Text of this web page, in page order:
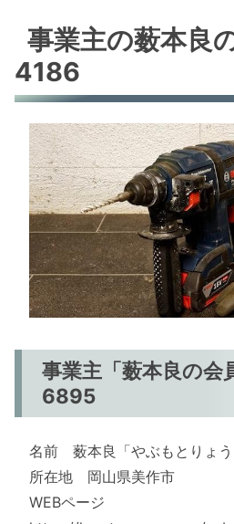
事業主の薮本良
4186
事業主「薮本良の会
6895
名前 薮本良「やぶもとりょう
所在地 岡山県美作市
WEBページ